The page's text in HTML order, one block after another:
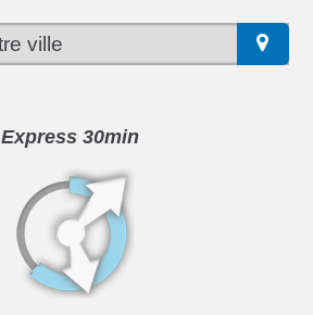
Express 30min